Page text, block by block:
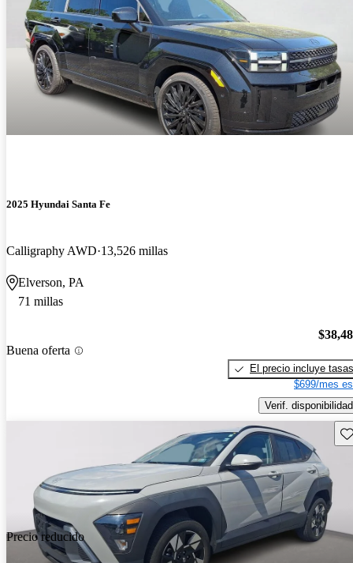
2025 Hyundai Santa Fe
Calligraphy AWD 13,526 millas
Elverson, PA
71 millas
Buena oferta
El precio incluye tasas
$699/mes
Verif. disponibilidad
Precio reducido